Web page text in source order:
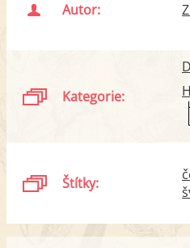
Autor:
Kategorie:
Štítky: